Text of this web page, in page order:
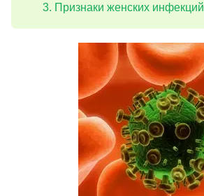
Признаки женских инфекций